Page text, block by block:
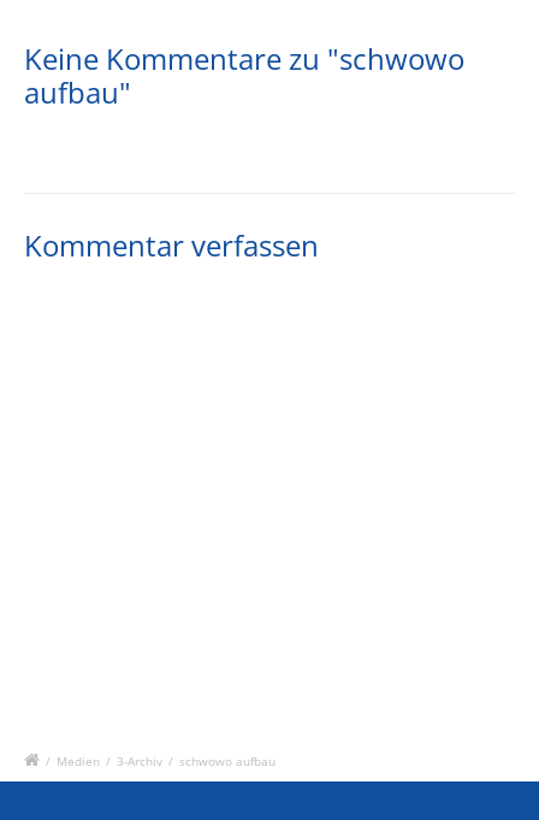
Keine Kommentare zu "schwowo
aufbau"
Kommentar verfassen
/ Medien / 3-Archiv / schwowo aufbau